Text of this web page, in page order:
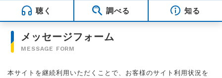
聴く 調べる 知る
メッセージフォーム
MESSAGE FORM
本サイトを継続利用いただくことで、お客様のサイト利用状況を